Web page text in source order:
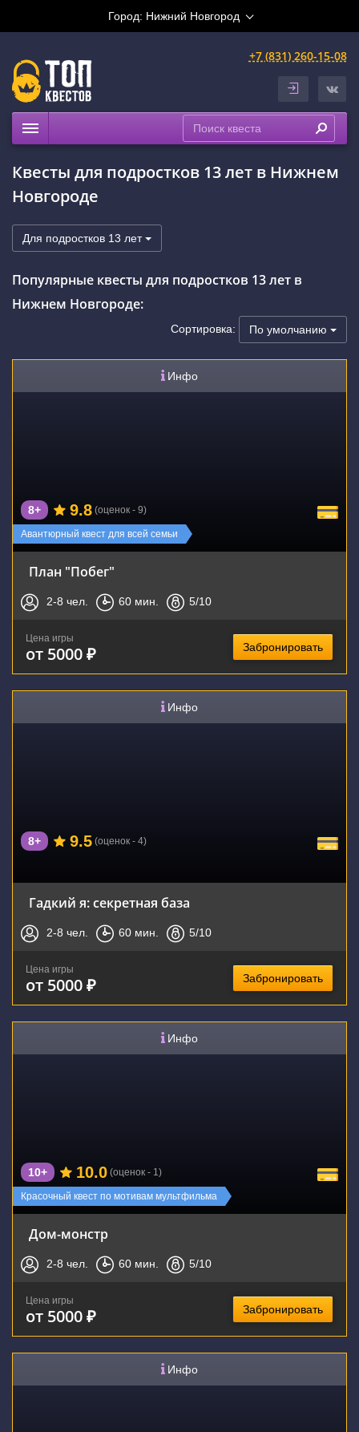
Город: Нижний Новгород
+7 (831) 260-15-08
Праздники
Расписание
Рейтинги
На карте
Сертификаты
Квесты для подростков 13 лет в Нижнем
Новгороде
Для подростков 13 лет
Популярные квесты для подростков 13 лет в
Нижнем Новгороде:
Сортировка: По умолчанию
Инфо
Авантюрный квест для всей семьи
8+ 9.8 (оценок - 9)
План "Побег"
2-8 чел. 60 мин. 5/10
Цена игры
от 5000 ₽ Забронировать
Инфо
8+ 9.5 (оценок - 4)
Гадкий я: секретная база
2-8 чел. 60 мин. 5/10
Цена игры
от 5000 ₽ Забронировать
Инфо
Красочный квест по мотивам мультфильма
10+ 10.0 (оценок - 1)
Дом-монстр
2-8 чел. 60 мин. 5/10
Цена игры
от 5000 ₽ Забронировать
Инфо